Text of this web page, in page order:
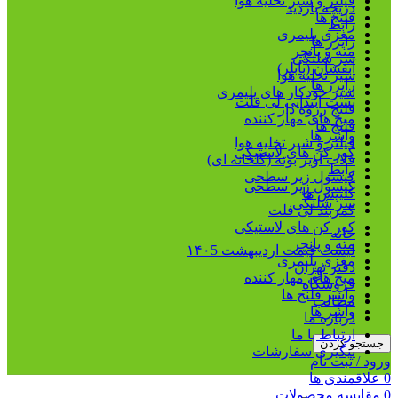
دریچه بازدید
رابط
رایزر ها
سر شلنگی
شیر تخلیه هوا
شیر خودکار های پلیمری
فلنج رزوه دار
فلنج ها
فیلتر و شیر تخلیه هوا
قلاب آویز بوته (گلخانه ای)
کپسول زیر سطحی
کلیپس ها
کمربند لی فلت
کور کن های لاستیکی
مته و پانچر
مغزی پلیمری
میخ های مهار کننده
واشر فلنج ها
واشر ها
جستجو کردن
ورود / ثبت نام
0 علاقمندی ها
0 مقایسه محصولات
فلنج ها
مغزی پلیمری
مته و پانچر
آبفشان (بابلر)
رایزر ها
بست ابتدایی لی فلت
میخ های مهار کننده
واشر ها
کور کن های لاستیکی
رابط
کپسول زیر سطحی
سر شلنگی
خانه
لیست قیمت اردیبهشت ۱۴۰5
دفتر تهران
فروشگاه
مطالب
درباره ما
ارتباط با ما
پیگیری سفارشات